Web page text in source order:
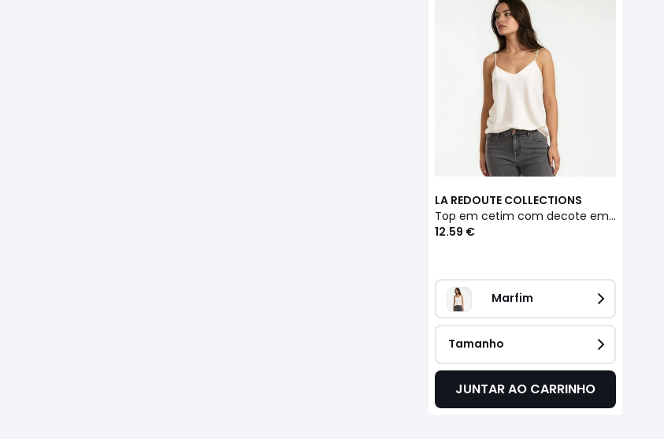
LA REDOUTE COLLECTIONS
Top em cetim com decote em V e alças finas
12.59 €
Marfim
Tamanho
JUNTAR AO CARRINHO